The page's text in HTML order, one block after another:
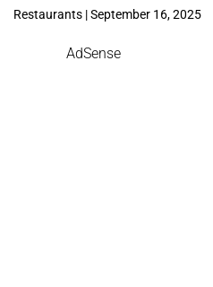
Restaurants | September 16, 2025
AdSense